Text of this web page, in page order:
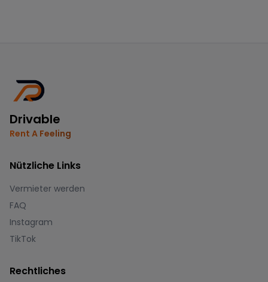
Drivable
Rent A Feeling
Nützliche Links
Vermieter werden
FAQ
Instagram
TikTok
Rechtliches